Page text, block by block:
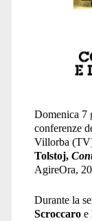
Domenica 7
conferenze
Villorba
Tolstoj,
AgireOra,
Durante la
Scroccaroe